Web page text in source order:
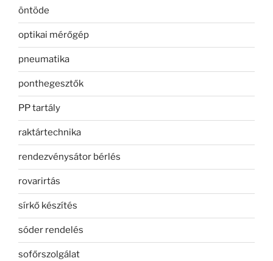
öntöde
optikai mérőgép
pneumatika
ponthegesztők
PP tartály
raktártechnika
rendezvénysátor bérlés
rovarirtás
sírkő készítés
sóder rendelés
sofőrszolgálat